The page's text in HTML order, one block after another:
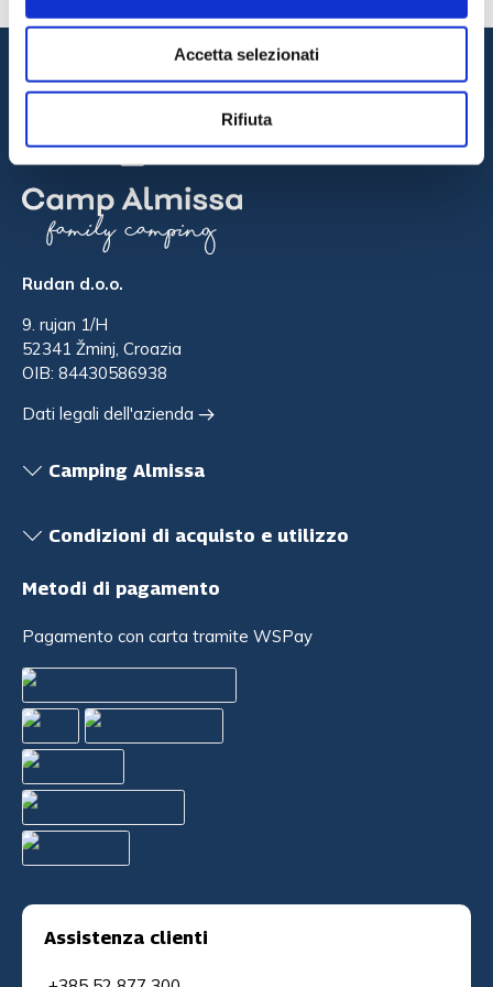
Accetta selezionati
Rifiuta
Rudan d.o.o.
9. rujan 1/H
52341 Žminj, Croazia
OIB: 84430586938
Dati legali dell'azienda
Camping Almissa
Condizioni di acquisto e utilizzo
Metodi di pagamento
Pagamento con carta tramite WSPay
Assistenza clienti